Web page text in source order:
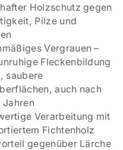
Holzschutz gegen
Pilze und
Vergrauen –
Fleckenbildung
saubere
auch nach
Jahren
Verarbeitung mit
Fichtenholz
gegenüber Lärche